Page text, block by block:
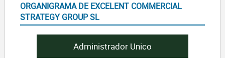
ORGANIGRAMA DE EXCELENT COMMERCIAL
STRATEGY GROUP SL
Administrador Unico